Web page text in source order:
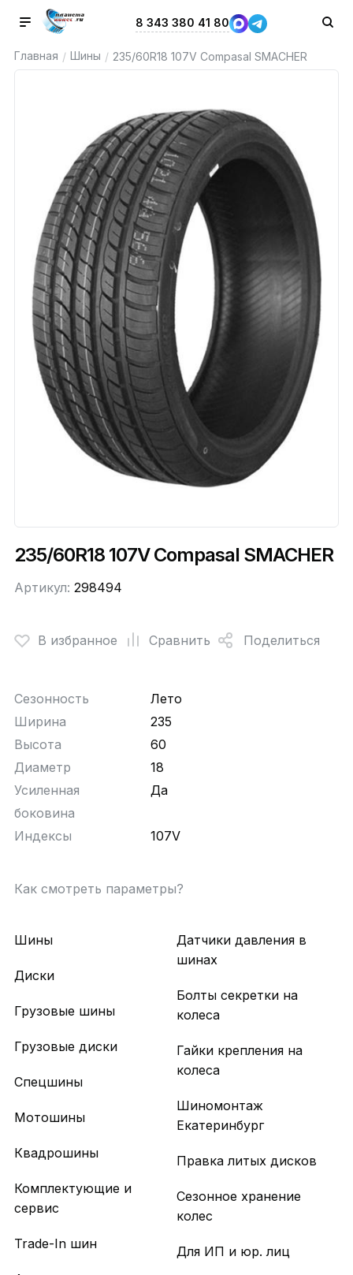
8 343 380 41 80
Главная / Шины / 235/60R18 107V Compasal SMACHER
235/60R18 107V Compasal SMACHER
Артикул: 298494
В избранное Сравнить Поделиться
Сезонность
Лето
Ширина
235
Высота
60
Диаметр
18
Усиленная
боковина
Да
Индексы 107V
Как смотреть параметры?
Шины
Диски
Грузовые шины
Грузовые диски
Спецшины
Мотошины
Квадрошины
Комплектующие и
сервис
Trade-In шин
Датчики давления в
шинах
Болты секретки на
колеса
Гайки крепления на
колеса
Шиномонтаж
Екатеринбург
Правка литых дисков
Сезонное хранение
колес
Для ИП и юр. лиц